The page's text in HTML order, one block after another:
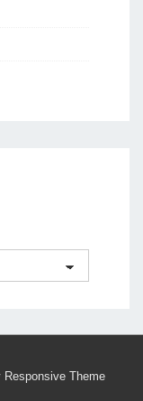
Responsive Theme